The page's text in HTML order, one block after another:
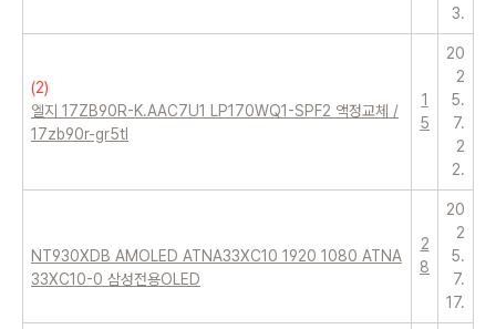
3.
(2)
엘지 17ZB90R-K.AAC7U1 LP170WQ1-SPF2 액정교체 /
17zb90r-gr5tl
1
5
20
2
5.
7.
2
2.
NT930XDB AMOLED ATNA33XC10 1920 1080 ATNA
33XC10-0 삼성전용OLED
2
8
20
2
5.
7.
17.